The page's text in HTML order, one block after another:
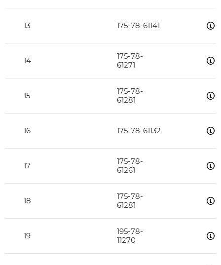
13 175-78-61141
14
175-78-
61271
15
175-78-
61281
16 175-78-61132
17
175-78-
61261
18
175-78-
61281
19
195-78-
11270